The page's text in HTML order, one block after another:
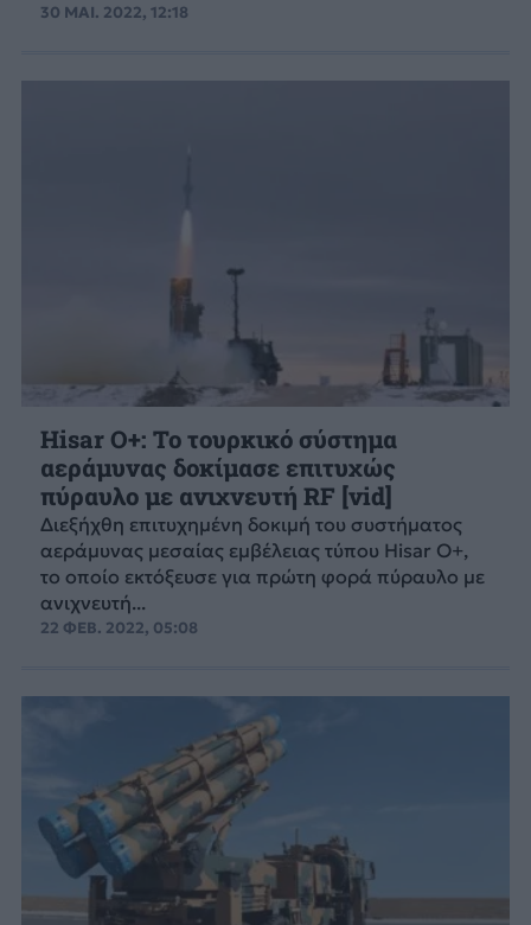
30 ΜΑΙ. 2022, 12:18
Hisar O+: Το τουρκικό σύστημα
αεράμυνας δοκίμασε επιτυχώς
πύραυλο με ανιχνευτή RF [vid]
Διεξήχθη επιτυχημένη δοκιμή του συστήματος
αεράμυνας μεσαίας εμβέλειας τύπου Hisar O+,
το οποίο εκτόξευσε για πρώτη φορά πύραυλο με
ανιχνευτή...
22 ΦΕΒ. 2022, 05:08